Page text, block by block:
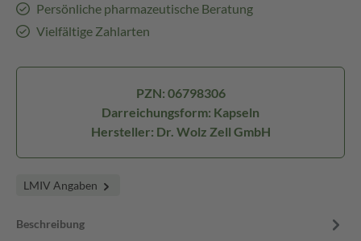
Persönliche pharmazeutische Beratung
Vielfältige Zahlarten
PZN: 06798306
Darreichungsform: Kapseln
Hersteller: Dr. Wolz Zell GmbH
LMIV Angaben
Beschreibung